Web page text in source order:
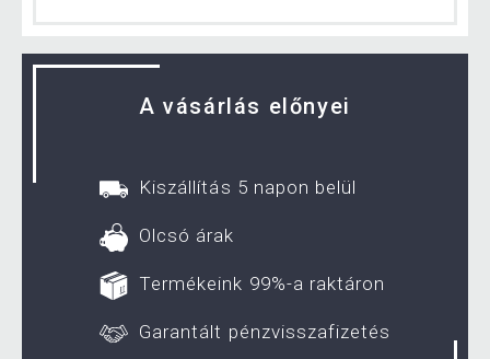
A vásárlás előnyei
Kiszállítás 5 napon belül
Olcsó árak
Termékeink 99%-a raktáron
Garantált pénzvisszafizetés